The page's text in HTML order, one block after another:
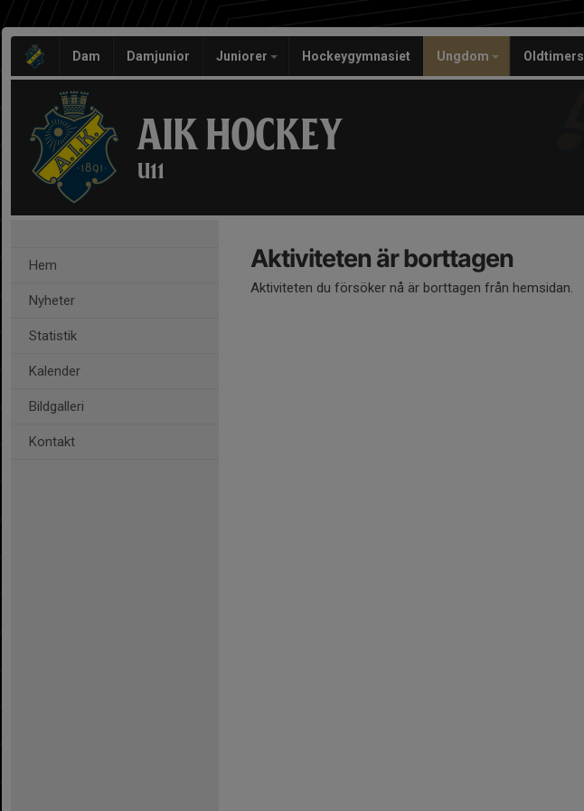
Dam Damjunior Juniorer Hockeygymnasiet Ungdom Oldtimers
AIK HOCKEY
U11
Hem
Nyheter
Statistik
Kalender
Bildgalleri
Kontakt
Aktiviteten är borttagen
Aktiviteten du försöker nå är borttagen från hemsidan.